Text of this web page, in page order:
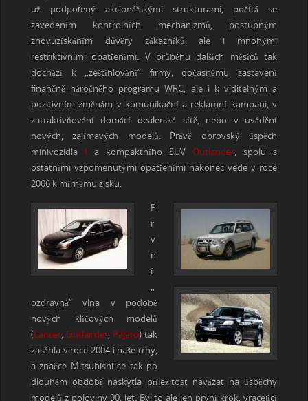
už podpořený akcionářskými strukturami, počítá se
zavedením kontrolních mechanizmů, postupným
znovuzískáním důvěry zákazníků, ale i mnohými
restriktivními opatřeními. V průběhu dalších měsíců tak
dochází k „zeštíhlování“ firmy, dočasnému zastavení
finančně náročného programu WRC, ale i k viditelným a
pozitivním změnám v komunikační a reklamní kampani, v
zatraktivňování domácí dealerské sítě, nebo v uvádění
nových, zajímavých modelů. Právě obrovský úspěch
minivozidla I a kompaktního SUVOutlander, spolu s
ostatními vzpomenutými opatřeními nakonec vede v roce
2006 k mírnému zisku.
P
r
v
n
í
„
ozdravná“ vlna v podobě
nových klíčových modelů
(Lancer, Outlander, Pajero) tak
zasáhla v roce 2004 i naše trhy,
a značce Mitsubishi se tak po
dlouhém období naskytla příležitost navázat na úspěchy
modelů z poloviny 90. let. Byl to ale jen první krok, vracející